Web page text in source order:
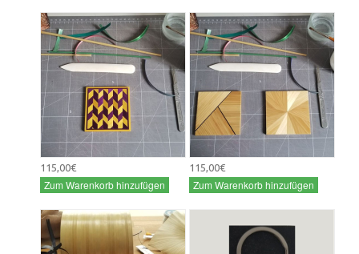
115,00€
Zum Warenkorb hinzufügen
115,00€
Zum Warenkorb hinzufügen